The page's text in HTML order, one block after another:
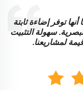
توفر إضاءة ثابتة
سهولة التثبيت
لمشاريعنا.